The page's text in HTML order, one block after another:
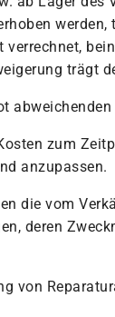
trägt
zum
anzupassen.
die vom
deren
von